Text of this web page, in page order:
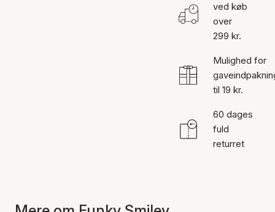
ved køb
over
299 kr.
Mulighed for
til 19 kr.
60 dages
fuld
returret